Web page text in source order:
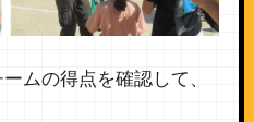
ムの得点を確認して、